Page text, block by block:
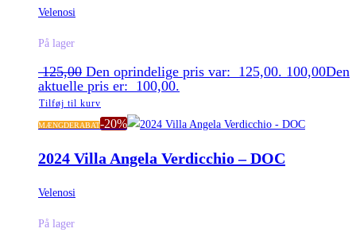
Velenosi
På lager
125,00 Den oprindelige pris var: 125,00. 100,00Den
aktuelle pris er: 100,00.
Tilføj til kurv
MÆNGDERABAT-20%
2024 Villa Angela Verdicchio – DOC
Velenosi
På lager